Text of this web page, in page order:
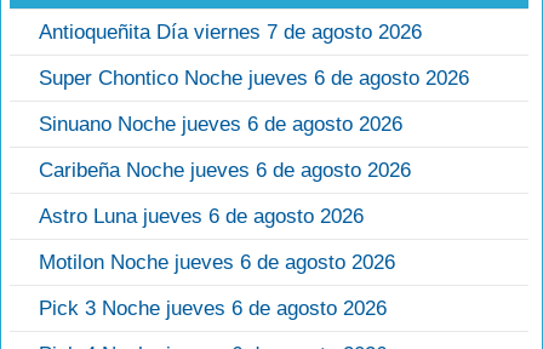
Antioqueñita Día viernes 7 de agosto 2026
Super Chontico Noche jueves 6 de agosto 2026
Sinuano Noche jueves 6 de agosto 2026
Caribeña Noche jueves 6 de agosto 2026
Astro Luna jueves 6 de agosto 2026
Motilon Noche jueves 6 de agosto 2026
Pick 3 Noche jueves 6 de agosto 2026